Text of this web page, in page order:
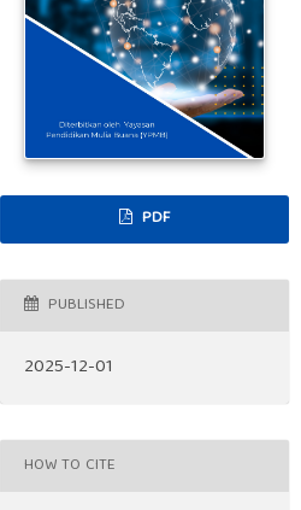
PDF
PUBLISHED
2025-12-01
HOW TO CITE